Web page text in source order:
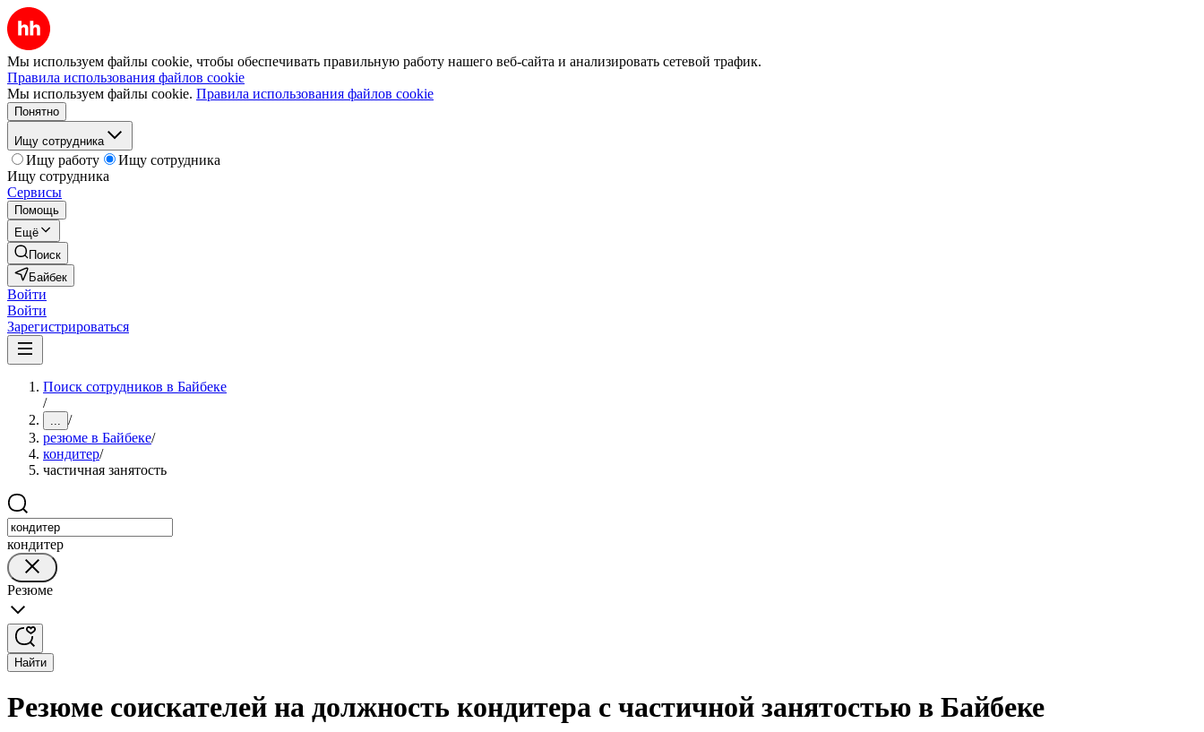
Мы используем файлы cookie, чтобы обеспечивать правильную работу нашего веб-сайта и анализировать сетевой трафик.
Правила использования файлов cookie
Мы используем файлы cookie. Правила использования файлов cookie
Понятно
Ищу сотрудника
Ищу работу
Ищу сотрудника
Ищу сотрудника
Сервисы
Помощь
Ещё
Поиск
Байбек
Войти
Войти
Зарегистрироваться
Поиск сотрудников в Байбеке
/
... /
резюме в Байбеке/
кондитер/
частичная занятость
кондитер
Резюме
Найти
Резюме соискателей на должность кондитера с частичной занятостью в Байбеке